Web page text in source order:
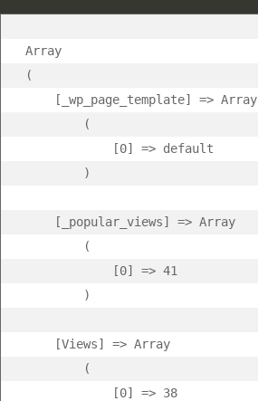
Array
(
    [_wp_page_template] => Array
        (
            [0] => default
        )
    [_popular_views] => Array
        (
            [0] => 41
        )
    [Views] => Array
        (
            [0] => 38